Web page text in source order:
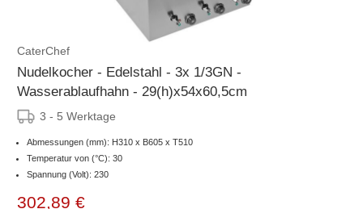
CaterChef
Nudelkocher - Edelstahl - 3x 1/3GN -
Wasserablaufhahn - 29(h)x54x60,5cm
3 - 5 Werktage
Abmessungen (mm): H310 x B605 x T510
Temperatur von (°C): 30
Spannung (Volt): 230
302,89 €